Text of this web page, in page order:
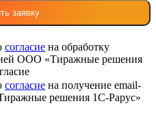
согласие на обработку
ООО «Тиражные решения
согласие на получение email-
решения 1С-Рарус»